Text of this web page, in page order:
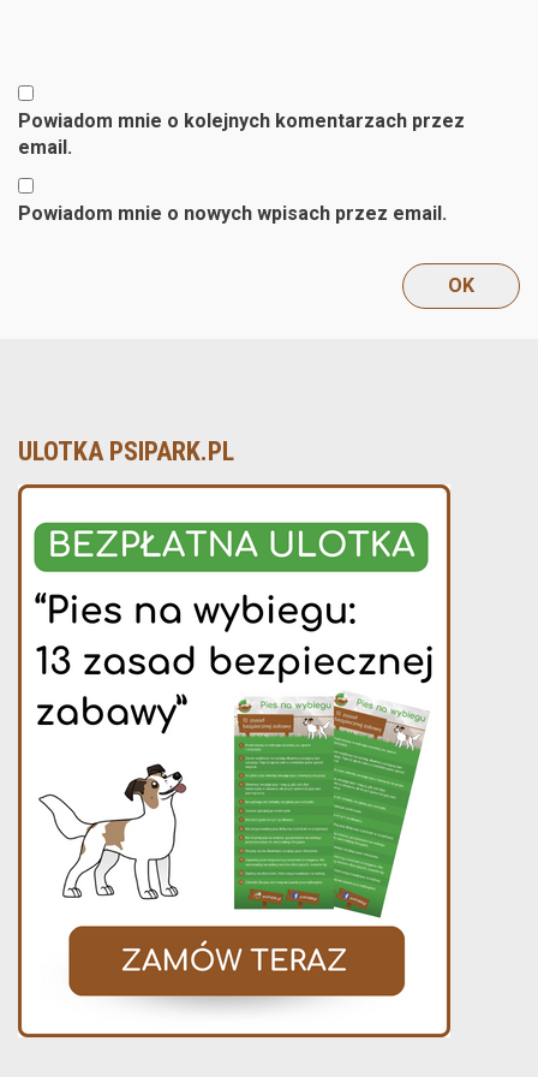
Powiadom mnie o kolejnych komentarzach przez
email.
Powiadom mnie o nowych wpisach przez email.
ULOTKA PSIPARK.PL